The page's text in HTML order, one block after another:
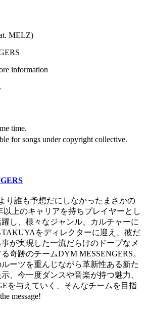
MELZ)
time.
for songs under copyright collective.
り誰も予想だにしなかったまさかの
以上のキャリアを持ちプレイヤーとし
し、様々なジャンル、カルチャーに
TAKUYAをディレクターに迎え、彼だ
が実現した一流だらけのドープなメ
奇跡のチームDYM MESSENGERS。
ーツを重んじながら革新性ある新た
、今一度ダンスや音楽が持つ魅力、
を与えていく、そんなチームを目指
message!